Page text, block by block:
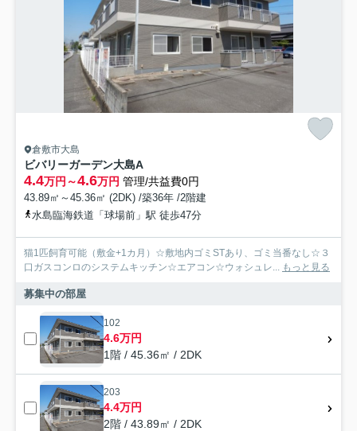
倉敷市大島
ビバリーガーデン大島A
4.4万円～4.6万円 管理/共益費0円
43.89㎡～45.36㎡ (2DK) /築36年 /2階建
水島臨海鉄道「球場前」駅 徒歩47分
猫1匹飼育可能（敷金+1カ月）☆敷地内ゴミSTあり、ゴミ当番なし☆３
口ガスコンロのシステムキッチン☆エアコン☆ウォシュレ... もっと見る
募集中の部屋
102
4.6万円
1階 / 45.36㎡ / 2DK
203
4.4万円
2階 / 43.89㎡ / 2DK